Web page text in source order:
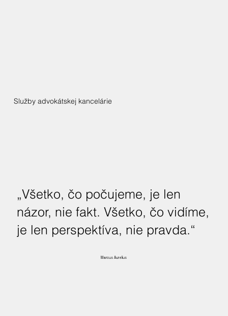
Služby advokátskej kancelárie
„Všetko, čo počujeme, je len
názor, nie fakt. Všetko, čo vidíme,
je len perspektíva, nie pravda.“
Marcus Aurelius